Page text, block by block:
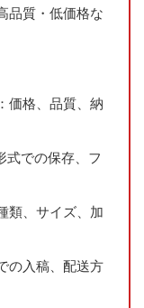
品質・低価格な
価格、品質、納
式での保存、フ
類、サイズ、加
の入稿、配送方